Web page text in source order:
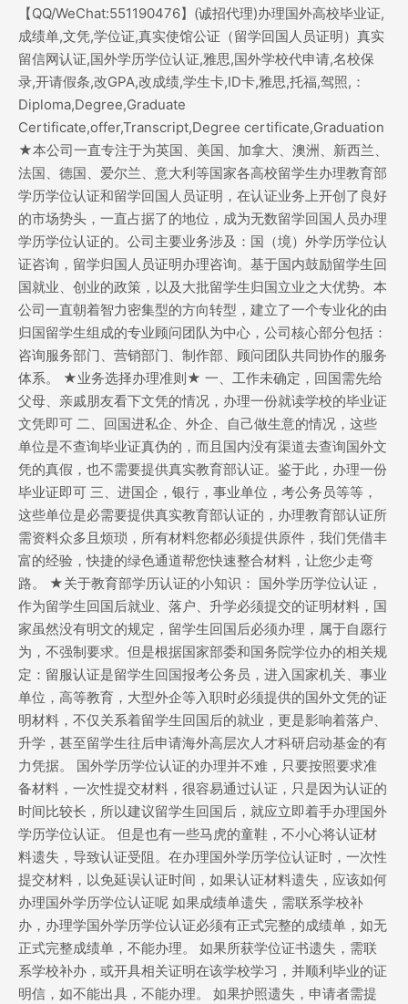
【QQ/WeChat:551190476】(诚招代理)办理国外高校毕业证,
成绩单,文凭,学位证,真实使馆公证（留学回国人员证明）真实
留信网认证,国外学历学位认证,雅思,国外学校代申请,名校保
录,开请假条,改GPA,改成绩,学生卡,ID卡,雅思,托福,驾照,：
Diploma,Degree,Graduate
Certificate,offer,Transcript,Degree certificate,Graduation
★本公司一直专注于为英国、美国、加拿大、澳洲、新西兰、
法国、德国、爱尔兰、意大利等国家各高校留学生办理教育部
学历学位认证和留学回国人员证明，在认证业务上开创了良好
的市场势头，一直占据了的地位，成为无数留学回国人员办理
学历学位认证的。公司主要业务涉及：国（境）外学历学位认
证咨询，留学归国人员证明办理咨询。基于国内鼓励留学生回
国就业、创业的政策，以及大批留学生归国立业之大优势。本
公司一直朝着智力密集型的方向转型，建立了一个专业化的由
归国留学生组成的专业顾问团队为中心，公司核心部分包括：
咨询服务部门、营销部门、制作部、顾问团队共同协作的服务
体系。 ★业务选择办理准则★ 一、工作未确定，回国需先给
父母、亲戚朋友看下文凭的情况，办理一份就读学校的毕业证
文凭即可 二、回国进私企、外企、自己做生意的情况，这些
单位是不查询毕业证真伪的，而且国内没有渠道去查询国外文
凭的真假，也不需要提供真实教育部认证。鉴于此，办理一份
毕业证即可 三、进国企，银行，事业单位，考公务员等等，
这些单位是必需要提供真实教育部认证的，办理教育部认证所
需资料众多且烦琐，所有材料您都必须提供原件，我们凭借丰
富的经验，快捷的绿色通道帮您快速整合材料，让您少走弯
路。 ★关于教育部学历认证的小知识： 国外学历学位认证，
作为留学生回国后就业、落户、升学必须提交的证明材料，国
家虽然没有明文的规定，留学生回国后必须办理，属于自愿行
为，不强制要求。但是根据国家部委和国务院学位办的相关规
定：留服认证是留学生回国报考公务员，进入国家机关、事业
单位，高等教育，大型外企等入职时必须提供的国外文凭的证
明材料，不仅关系着留学生回国后的就业，更是影响着落户、
升学，甚至留学生往后申请海外高层次人才科研启动基金的有
力凭据。 国外学历学位认证的办理并不难，只要按照要求准
备材料，一次性提交材料，很容易通过认证，只是因为认证的
时间比较长，所以建议留学生回国后，就应立即着手办理国外
学历学位认证。 但是也有一些马虎的童鞋，不小心将认证材
料遗失，导致认证受阻。在办理国外学历学位认证时，一次性
提交材料，以免延误认证时间，如果认证材料遗失，应该如何
办理国外学历学位认证呢 如果成绩单遗失，需联系学校补
办，办理学国外学历学位认证必须有正式完整的成绩单，如无
正式完整成绩单，不能办理。 如果所获学位证书遗失，需联
系学校补办，或开具相关证明在该学校学习，并顺利毕业的证
明信，如不能出具，不能办理。 如果护照遗失，申请者需提